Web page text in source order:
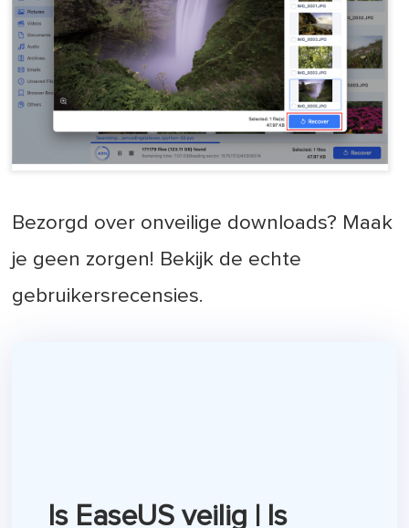
Bezorgd over onveilige downloads? Maak
je geen zorgen! Bekijk de echte
gebruikersrecensies.
Is EaseUS veilig | Is